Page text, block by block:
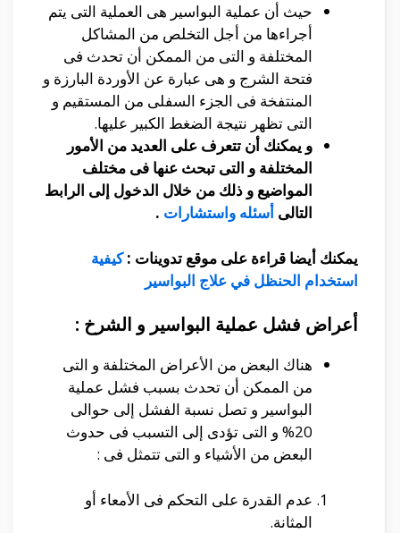
حيث أن عملية البواسير هى العملية التى يتم
أجراءها من أجل التخلص من المشاكل
المختلفة و التى من الممكن أن تحدث فى
فتحة الشرج و هى عبارة عن الأوردة البارزة و
المنتفخة فى الجزء السفلى من المستقيم و
التى تظهر نتيجة الضغط الكبير عليها.
و يمكنك أن تتعرف على العديد من الأمور
المختلفة و التى تبحث عنها فى مختلف
المواضيع و ذلك من خلال الدخول إلى الرابط
التالى أسئله واستشارات .
يمكنك أيضا قراءة على موقع تدوينات :كيفية
استخدام الحنظل في علاج البواسير
أعراض فشل عملية البواسير و الشرخ :
هناك البعض من الأعراض المختلفة و التى
من الممكن أن تحدث بسبب فشل عملية
البواسير و تصل نسبة الفشل إلى حوالى
20% و التى تؤدى إلى التسبب فى حدوث
البعض من الأشياء و التى تتمثل فى :
عدم القدرة على التحكم فى الأمعاء أو
المثانة.